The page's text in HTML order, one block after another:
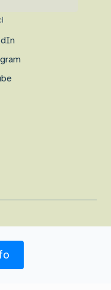
Massimo 39, 00161 Roma